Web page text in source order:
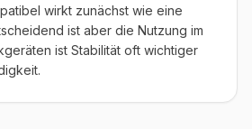
wirkt zunächst wie eine
ist aber die Nutzung im
ist Stabilität oft wichtiger